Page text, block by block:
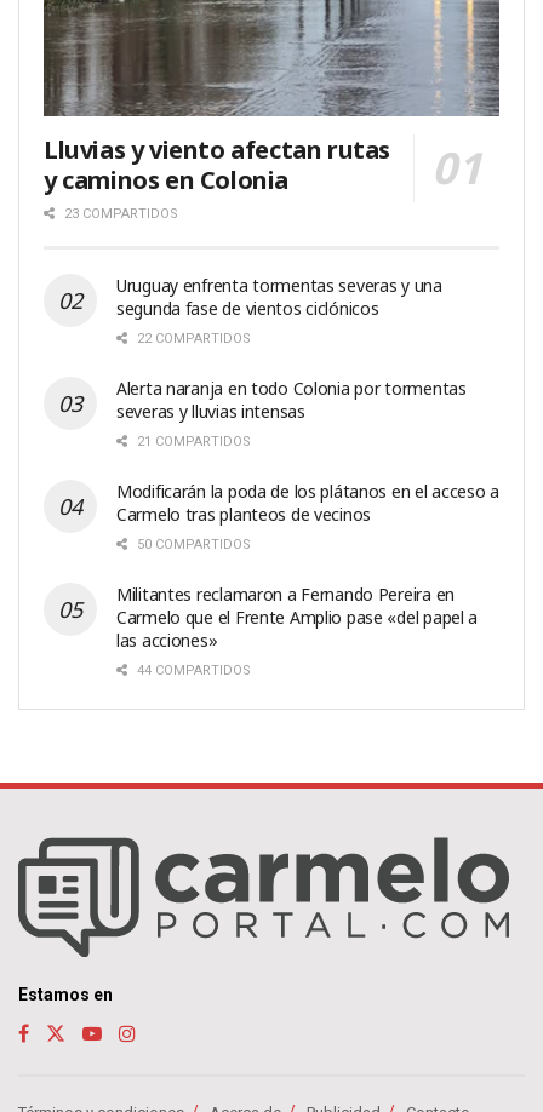
Lluvias y viento afectan rutas
y caminos en Colonia
23 COMPARTIDOS
Uruguay enfrenta tormentas severas y una
segunda fase de vientos ciclónicos
22 COMPARTIDOS
Alerta naranja en todo Colonia por tormentas
severas y lluvias intensas
21 COMPARTIDOS
Modificarán la poda de los plátanos en el acceso a
Carmelo tras planteos de vecinos
50 COMPARTIDOS
Militantes reclamaron a Fernando Pereira en
Carmelo que el Frente Amplio pase «del papel a
las acciones»
44 COMPARTIDOS
Estamos en